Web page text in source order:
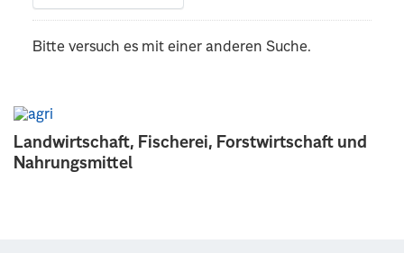
Landwirtschaft, Fischerei, Forstwirtschaft und
Nahrungsmittel
Bitte versuch es mit einer anderen Suche.